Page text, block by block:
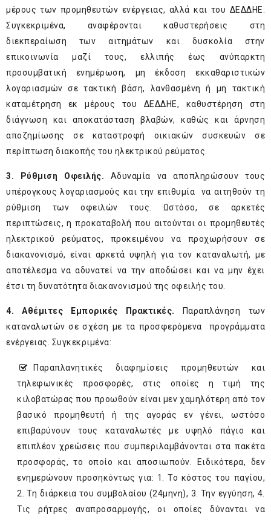
μέρους των προμηθευτών ενέργειας, αλλά και του ΔΕΔΔΗΕ.
Συγκεκριμένα, αναφέρονται καθυστερήσεις στη
διεκπεραίωση των αιτημάτων και δυσκολία στην
επικοινωνία μαζί τους, ελλιπής έως ανύπαρκτη
προσυμβατική ενημέρωση, μη έκδοση εκκαθαριστικών
λογαριασμών σε τακτική βάση, λανθασμένη ή μη τακτική
καταμέτρηση εκ μέρους του ΔΕΔΔΗΕ, καθυστέρηση στη
διάγνωση και αποκατάσταση βλαβών, καθώς και άρνηση
αποζημίωσης σε καταστροφή οικιακών συσκευών σε
περίπτωση διακοπής του ηλεκτρικού ρεύματος.
3. Ρύθμιση Οφειλής. Αδυναμία να αποπληρώσουν τους
υπέρογκους λογαριασμούς και την επιθυμία να αιτηθούν τη
ρύθμιση των οφειλών τους. Ωστόσο, σε αρκετές
περιπτώσεις, η προκαταβολή που αιτούνται οι προμηθευτές
ηλεκτρικού ρεύματος, προκειμένου να προχωρήσουν σε
διακανονισμό, είναι αρκετά υψηλή για τον καταναλωτή, με
αποτέλεσμα να αδυνατεί να την αποδώσει και να μην έχει
έτσι τη δυνατότητα διακανονισμού της οφειλής του.
4. Αθέμιτες Εμπορικές Πρακτικές.
Παραπλάνηση των
καταναλωτών σε σχέση με τα προσφερόμενα προγράμματα
ενέργειας. Συγκεκριμένα:
Παραπλανητικές διαφημίσεις προμηθευτών και
τηλεφωνικές προσφορές, στις οποίες η τιμή της
κιλοβατώρας που προωθούν είναι μεν χαμηλότερη από τον
βασικό προμηθευτή ή της αγοράς εν γένει, ωστόσο
επιβαρύνουν τους καταναλωτές με υψηλό πάγιο και
επιπλέον χρεώσεις που συμπεριλαμβάνονται στα πακέτα
προσφοράς, το οποίο και αποσιωπούν. Ειδικότερα, δεν
ενημερώνουν προσηκόντως για: 1. Το κόστος του παγίου,
2. Τη διάρκεια του συμβολαίου (24μηνη), 3. Την εγγύηση, 4.
Τις ρήτρες αναπροσαρμογής, οι οποίες δύνανται να